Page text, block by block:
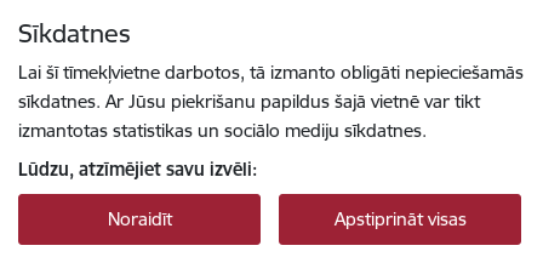
Sīkdatnes
Lai šī tīmekļvietne darbotos, tā izmanto obligāti nepieciešamās
sīkdatnes. Ar Jūsu piekrišanu papildus šajā vietnē var tikt
izmantotas statistikas un sociālo mediju sīkdatnes.
Lūdzu, atzīmējiet savu izvēli:
Noraidīt Apstiprināt visas